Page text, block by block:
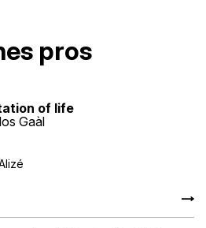
pros
of life
Gaàl